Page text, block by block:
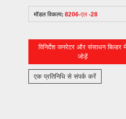
मॉडल विकल्प:8206-एल -28
विनिर्देश जनरेटर और संसाधन बिल्डर
जोड़ें
एक प्रतिनिधि से संपर्क करें